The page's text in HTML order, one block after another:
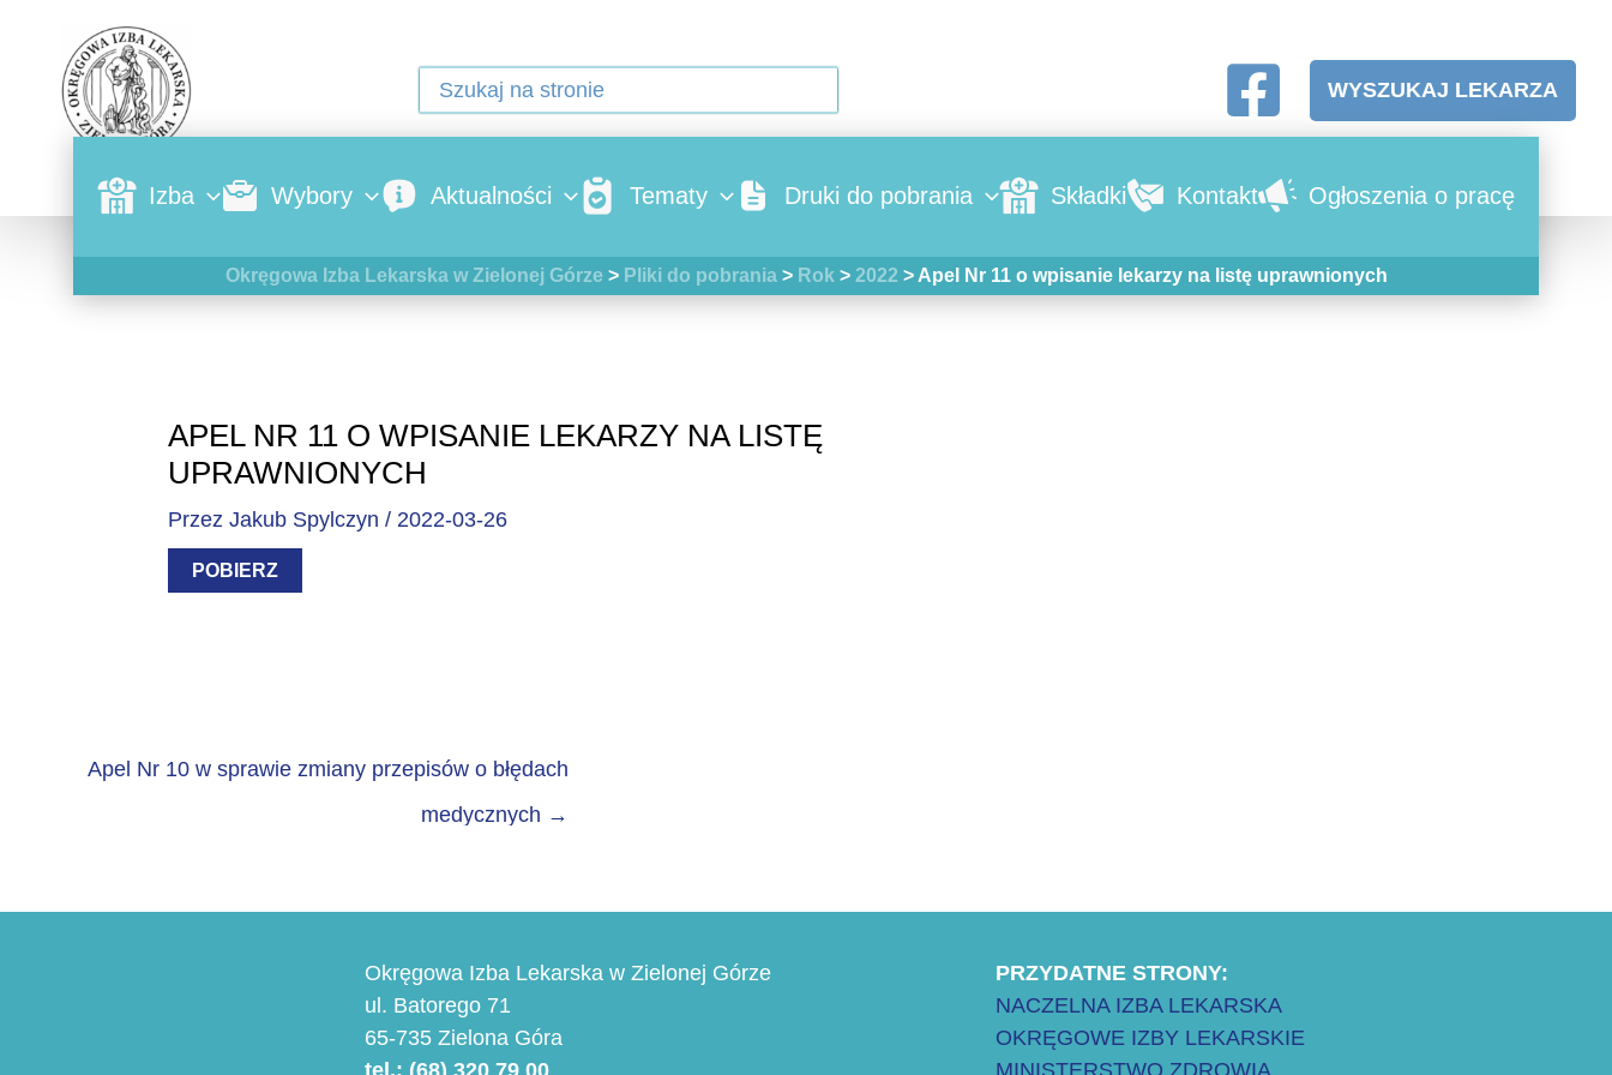
WYSZUKAJ LEKARZA
Izba Wybory Aktualności Tematy Druki do pobrania Składki Kontakt Ogłoszenia o pracę
Okręgowa Izba Lekarska w Zielonej Górze> Pliki do pobrania> Rok > 2022 > Apel Nr 11 o wpisanie lekarzy na listę uprawnionych
APEL NR 11 O WPISANIE LEKARZY NA LISTĘ
UPRAWNIONYCH
PrzezJakub Spylczyn/ 2022-03-26
POBIERZ
Apel Nr 10 w sprawie zmiany przepisów o błędach
medycznych →
Okręgowa Izba Lekarska w Zielonej Górze
ul. Batorego 71
65-735 Zielona Góra
PRZYDATNE STRONY:
NACZELNA IZBA LEKARSKA
OKRĘGOWE IZBY LEKARSKIE